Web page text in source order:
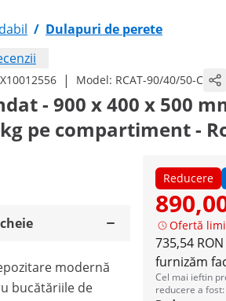
/ Dulapuri de perete
| Model: RCAT-90/40/50-C
- 900 x 400 x 500
pe compartiment -
Reducere
Ofertă
735,54
furnizăm
Cel mai ieftin
reducere a fost:
modernă
bucătăriile de